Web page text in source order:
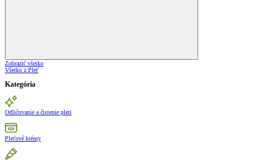
Zobraziť všetko
Všetko z Pleť
Kategória
Odličovanie a čistenie pleti
Pleťové krémy